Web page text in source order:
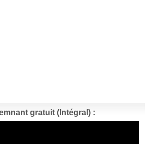
gratuit (Intégral) :